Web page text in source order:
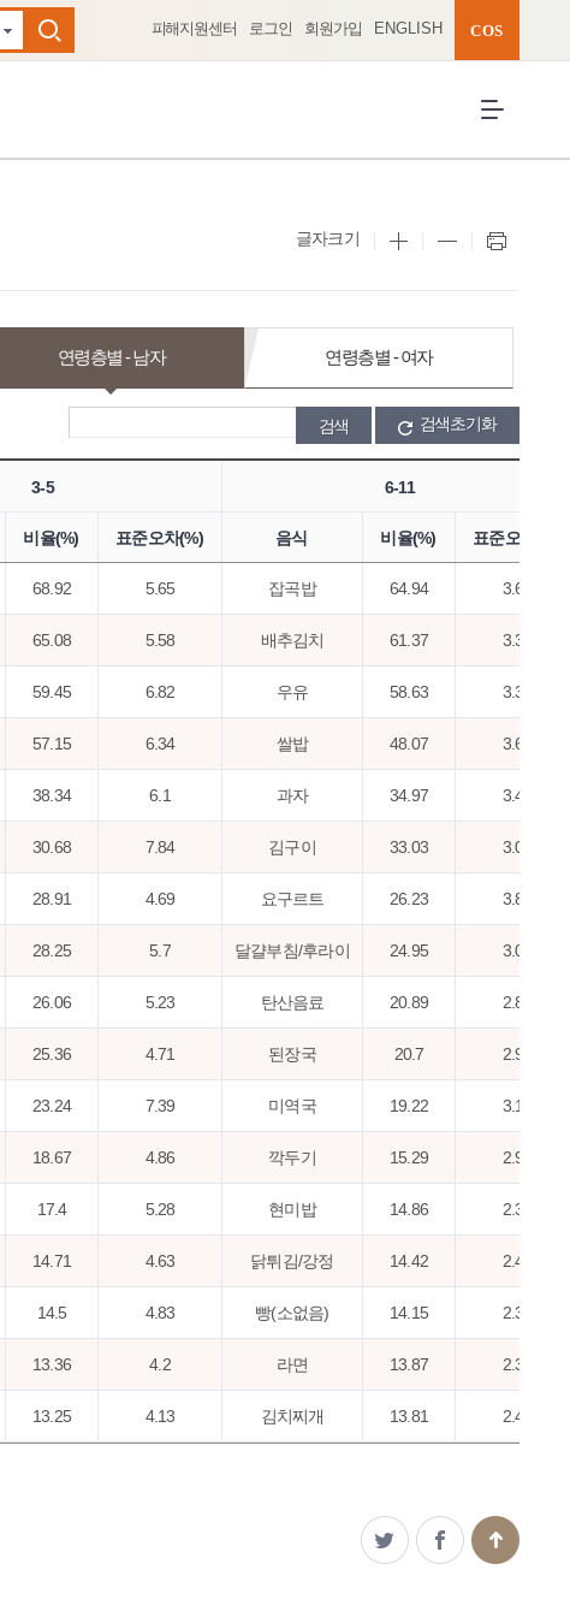
자동완성 펼치기
검색
피해지원센터 로그인 회원가입 ENGLISH COS
글자크기
연령층별 - 남자 연령층별 - 여자
검색초기화
3-5 6-11
비율(%) 표준오차(%) 음식 비율(%) 표준오차(%)
68.92 5.65 잡곡밥 64.94 3.65
65.08 5.58 배추김치 61.37 3.31
59.45 6.82 우유 58.63 3.31
57.15 6.34 쌀밥 48.07 3.63
38.34 6.1 과자 34.97 3.42
30.68 7.84 김구이 33.03 3.07
28.91 4.69 요구르트 26.23 3.83
28.25 5.7 달걀부침/후라이 24.95 3.07
26.06 5.23 탄산음료 20.89 2.89
25.36 4.71 된장국 20.7 2.93
23.24 7.39 미역국 19.22 3.18
18.67 4.86 깍두기 15.29 2.95
17.4 5.28 현미밥 14.86 2.38
14.71 4.63 닭튀김/강정 14.42 2.44
14.5 4.83 빵(소없음) 14.15 2.35
13.36 4.2 라면 13.87 2.39
13.25 4.13 김치찌개 13.81 2.44
12.2 2.22